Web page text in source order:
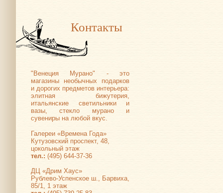
Контакты
"Венеция Мурано" - это
магазины необычных подарков
и дорогих предметов интерьера:
элитная бижутерия,
итальянские светильники и
вазы, стекло мурано и
сувениры на любой вкус.
Галереи «Времена Года»
Кутузовский проспект, 48,
цокольный этаж
тел.: (495) 644-37-36
ДЦ «Дрим Хаус»
Рублево-Успенское ш., Барвиха,
85/1, 1 этаж